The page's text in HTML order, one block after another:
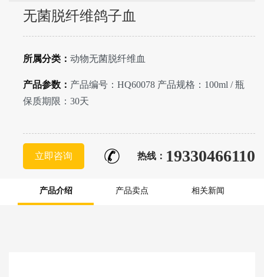
无菌脱纤维鸽子血
所属分类： 动物无菌脱纤维血
产品参数： 产品编号：HQ60078 产品规格：100ml / 瓶
保质期限：30天
立即咨询 热线： 19330466110
产品介绍 产品卖点 相关新闻